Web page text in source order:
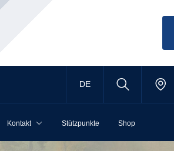
DE
Kontakt Stützpunkte Shop